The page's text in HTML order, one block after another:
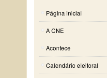
Página inicial
A CNE
Acontece
Calendário eleitoral